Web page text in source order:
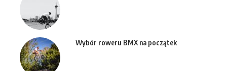
Wybór roweru BMX na początek